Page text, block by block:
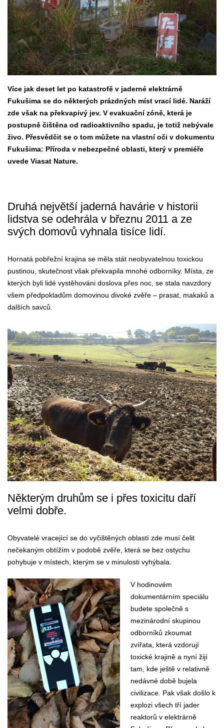
Více jak deset let po katastrofě v jaderné elektrárně
Fukušima se do některých prázdných míst vrací lidé. Naráží
zde však na překvapivý jev. V evakuační zóně, která je
postupně čištěna od radioaktivního spadu, je totiž nebývale
živo. Přesvědčit se o tom můžete na vlastní oči v dokumentu
Fukušima: Příroda v nebezpečné oblasti, který v premiéře
uvede Viasat Nature.
Druhá největší jaderná havárie v historii
lidstva se odehrála v březnu 2011 a ze
svých domovů vyhnala tisíce lidí.
Hornatá pobřežní krajina se měla stát neobyvatelnou toxickou
pustinou, skutečnost však překvapila mnohé odborníky. Místa, ze
kterých byli lidé vystěhováni doslova přes noc, se stala navzdory
všem předpokladům domovinou divoké zvěře – prasat, makaků a
dalších savců.
Některým druhům se i přes toxicitu daří
velmi dobře.
Obyvatelé vracející se do vyčištěných oblastí zde musí čelit
nečekaným obtížím v podobě zvěře, která se bez ostychu
pohybuje v místech, kterým se v minulosti vyhýbala.
V hodinovém
dokumentárním speciálu
budete společně s
mezinárodní skupinou
odborníků zkoumat
zvířata, která vzdorují
toxické krajině a nyní žijí
tam, kde ještě v relativně
nedávné době bujela
civilizace. Pak však došlo k
explozi všech tří jader
reaktorů v elektrárně